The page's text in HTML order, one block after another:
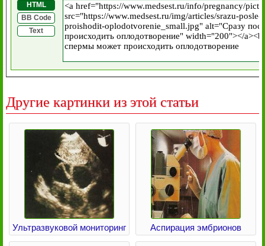
HTML
BB Code
Text
Другие картинки из этой статьи
Ультразвуковой мониторинг Аспирация эмбрионов